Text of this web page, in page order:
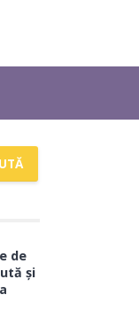
de
și